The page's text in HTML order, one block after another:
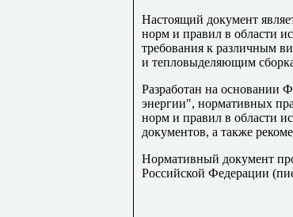
Настоящий документ
норм и правил в области
требования к различным
и тепловыделяющим
Разработан на основании
энергии", нормативных
норм и правил в области
документов, а также
Нормативный документ
Российской Федерации